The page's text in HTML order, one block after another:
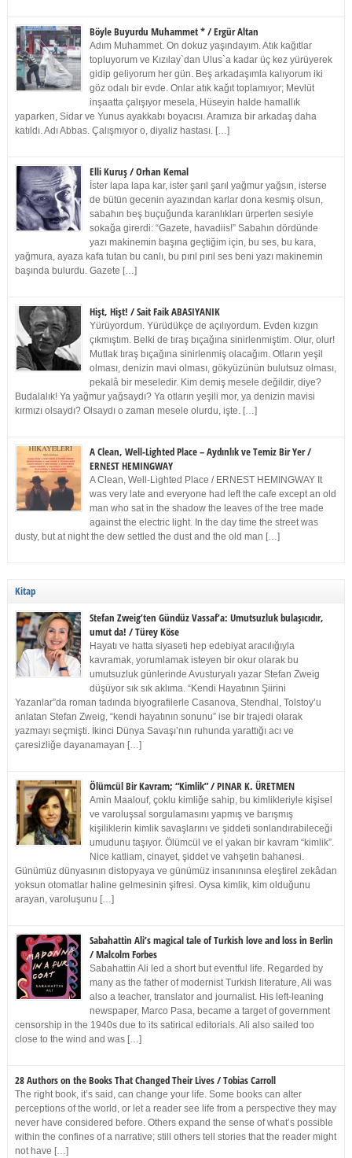
Böyle Buyurdu Muhammet * / Ergür Altan
Adım Muhammet. On dokuz yaşındayım. Atık kağıtlar
topluyorum ve Kızılay`dan Ulus`a kadar üç kez yürüyerek
gidip geliyorum her gün. Beş arkadaşımla kalıyorum iki
göz odalı bir evde. Onlar atık kağıt toplamıyor; Mevlüt
inşaatta çalışıyor mesela, Hüseyin halde hamallık
yaparken, Sidar ve Yunus ayakkabı boyacısı. Aramıza bir arkadaş daha
katıldı. Adı Abbas. Çalışmıyor o, diyaliz hastası. […]
Elli Kuruş / Orhan Kemal
İster lapa lapa kar, ister şarıl şarıl yağmur yağsın, isterse
de bütün gecenin ayazından karlar dona kesmiş olsun,
sabahın beş buçuğunda karanlıkları ürperten sesiyle
sokağa girerdi: “Gazete, havadiis!” Sabahın dördünde
yazı makinemin başına geçtiğim için, bu ses, bu kara,
yağmura, ayaza kafa tutan bu canlı, bu pırıl pırıl ses beni yazı makinemin
başında bulurdu. Gazete […]
Hişt, Hişt! / Sait Faik ABASIYANIK
Yürüyordum. Yürüdükçe de açılıyordum. Evden kızgın
çıkmıştım. Belki de tıraş bıçağına sinirlenmiştim. Olur, olur!
Mutlak tıraş bıçağına sinirlenmiş olacağım. Otların yeşil
olması, denizin mavi olması, gökyüzünün bulutsuz olması,
pekalâ bir meseledir. Kim demiş mesele değildir, diye?
Budalalık! Ya yağmur yağsaydı? Ya otların yeşili mor, ya denizin mavisi
kırmızı olsaydı? Olsaydı o zaman mesele olurdu, işte. […]
A Clean, Well-Lighted Place – Aydınlık ve Temiz Bir Yer /
ERNEST HEMINGWAY
A Clean, Well-Lighted Place / ERNEST HEMINGWAY It
was very late and everyone had left the cafe except an old
man who sat in the shadow the leaves of the tree made
against the electric light. In the day time the street was
dusty, but at night the dew settled the dust and the old man […]
Kitap
Stefan Zweig’ten Gündüz Vassaf’a: Umutsuzluk bulaşıcıdır,
umut da! / Türey Köse
Hayatı ve hatta siyaseti hep edebiyat aracılığıyla
kavramak, yorumlamak isteyen bir okur olarak bu
umutsuzluk günlerinde Avusturyalı yazar Stefan Zweig
düşüyor sık sık aklıma. “Kendi Hayatının Şiirini
Yazanlar”da roman tadında biyografilerle Casanova, Stendhal, Tolstoy’u
anlatan Stefan Zweig, “kendi hayatının sonunu” ise bir trajedi olarak
yazmayı seçmişti. İkinci Dünya Savaşı’nın ruhunda yarattığı acı ve
çaresizliğe dayanamayan […]
Ölümcül Bir Kavram; “Kimlik” / PINAR K. ÜRETMEN
Amin Maalouf, çoklu kimliğe sahip, bu kimlikleriyle kişisel
ve varoluşsal sorgulamasını yapmış ve barışmış
kişiliklerin kimlik savaşlarını ve şiddeti sonlandırabileceği
umudunu taşıyor. Ölümcül ve el yakan bir kavram “kimlik”.
Nice katliam, cinayet, şiddet ve vahşetin bahanesi.
Günümüz dünyasının distopyaya ve günümüz insanınınsa eleştirel zekâdan
yoksun otomatlar haline gelmesinin şifresi. Oysa kimlik, kim olduğunu
arayan, varoluşunu […]
Sabahattin Ali’s magical tale of Turkish love and loss in Berlin
/ Malcolm Forbes
Sabahattin Ali led a short but eventful life. Regarded by
many as the father of modernist Turkish literature, Ali was
also a teacher, translator and journalist. His left-leaning
newspaper, Marco Pasa, became a target of government
censorship in the 1940s due to its satirical editorials. Ali also sailed too
close to the wind and was […]
28 Authors on the Books That Changed Their Lives / Tobias Carroll
The right book, it’s said, can change your life. Some books can alter
perceptions of the world, or let a reader see life from a perspective they may
never have considered before. Others expand the sense of what’s possible
within the confines of a narrative; still others tell stories that the reader might
not have […]